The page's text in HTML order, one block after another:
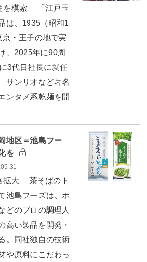
を模索 「江戸玉
は、1935（昭和1
・王子の地で実
、2025年に90周
3代目社長に就任
サンリオなど著名
ンタメ系乾麺を開
地区＝池島フー
を
拡大 茶そばのト
池島フーズは、ホ
どのプロの調理人
高い製品を開発・
。同社独自の技術
や原料にこだわっ